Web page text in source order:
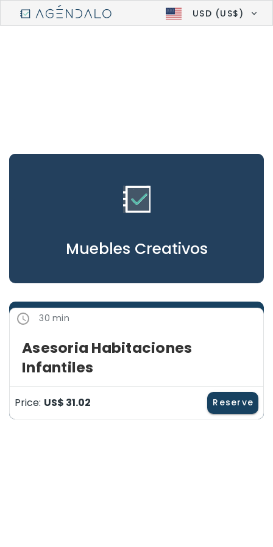
USD (US$)
Muebles Creativos
30 min
Asesoria Habitaciones
Infantiles
Price: US$ 31.02 Reserve